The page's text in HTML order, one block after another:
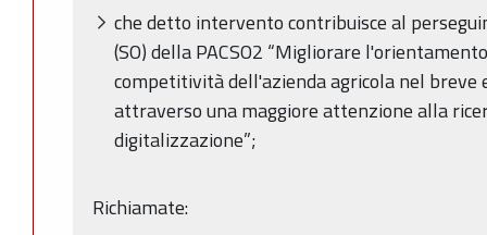
che detto intervento contribuisce al
(SO) della PACSO2 “Migliorare
competitività dell'azienda agricola nel breve
attraverso una maggiore attenzione alla
digitalizzazione”;
Richiamate: